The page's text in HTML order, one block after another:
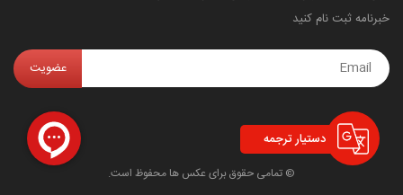
خبرنامه ثبت نام کنید
© تمامی حقوق برای عکس ها محفوظ است.
دستیار ترجمه